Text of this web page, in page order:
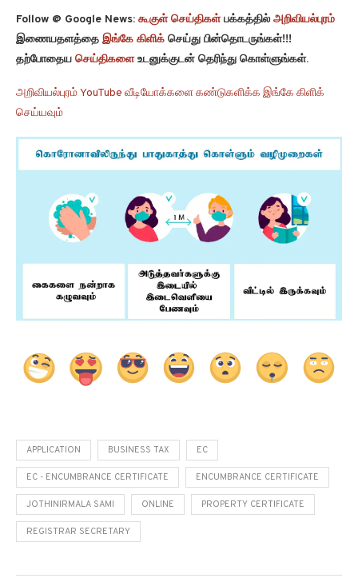
Follow @ Google News: கூகுள் செய்திகள்பக்கத்தில் அறிவியல்புரம்
இணையதளத்தை இங்கே கிளிக் செய்து பின்தொடருங்கள்!!!
தற்போதைய செய்திகளைஉடனுக்குடன் தெரிந்து கொள்ளுங்கள்.
அறிவியல்புரம் YouTube வீடியோக்களை கண்டுகளிக்க இங்கே கிளிக்
செய்யவும்
APPLICATION BUSINESS TAX EC
EC - ENCUMBRANCE CERTIFICATE ENCUMBRANCE CERTIFICATE
JOTHINIRMALA SAMI ONLINE PROPERTY CERTIFICATE
REGISTRAR SECRETARY